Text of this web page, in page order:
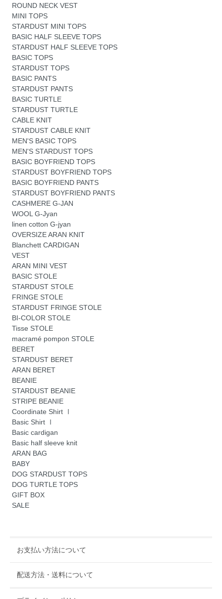
ROUND NECK VEST
MINI TOPS
STARDUST MINI TOPS
BASIC HALF SLEEVE TOPS
STARDUST HALF SLEEVE TOPS
BASIC TOPS
STARDUST TOPS
BASIC PANTS
STARDUST PANTS
BASIC TURTLE
STARDUST TURTLE
CABLE KNIT
STARDUST CABLE KNIT
MEN'S BASIC TOPS
MEN'S STARDUST TOPS
BASIC BOYFRIEND TOPS
STARDUST BOYFRIEND TOPS
BASIC BOYFRIEND PANTS
STARDUST BOYFRIEND PANTS
CASHMERE G-JAN
WOOL G-Jyan
linen cotton G-jyan
OVERSIZE ARAN KNIT
Blanchett CARDIGAN
VEST
ARAN MINI VEST
BASIC STOLE
STARDUST STOLE
FRINGE STOLE
STARDUST FRINGE STOLE
BI-COLOR STOLE
Tisse STOLE
macramé pompon STOLE
BERET
STARDUST BERET
ARAN BERET
BEANIE
STARDUST BEANIE
STRIPE BEANIE
Coordinate Shirt Ⅰ
Basic Shirt Ⅰ
Basic cardigan
Basic half sleeve knit
ARAN BAG
BABY
DOG STARDUST TOPS
DOG TURTLE TOPS
GIFT BOX
SALE
お支払い方法について
配送方法・送料について